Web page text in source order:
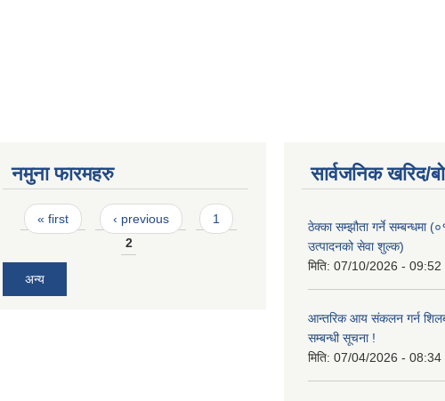
नमुना फारमहरु
Pages
« first ‹ previous
1
2
अन्य
सार्वजनिक खरिद/
ठेक्का सम्झौता गर्ने सम्बन्धमा
उत्पादनको सेवा शुल्क)
मिति: 07/10/2026 - 09:52
आन्तरिक आय संकलन गर्न
सम्बन्धी सूचना !
मिति: 07/04/2026 - 08:34